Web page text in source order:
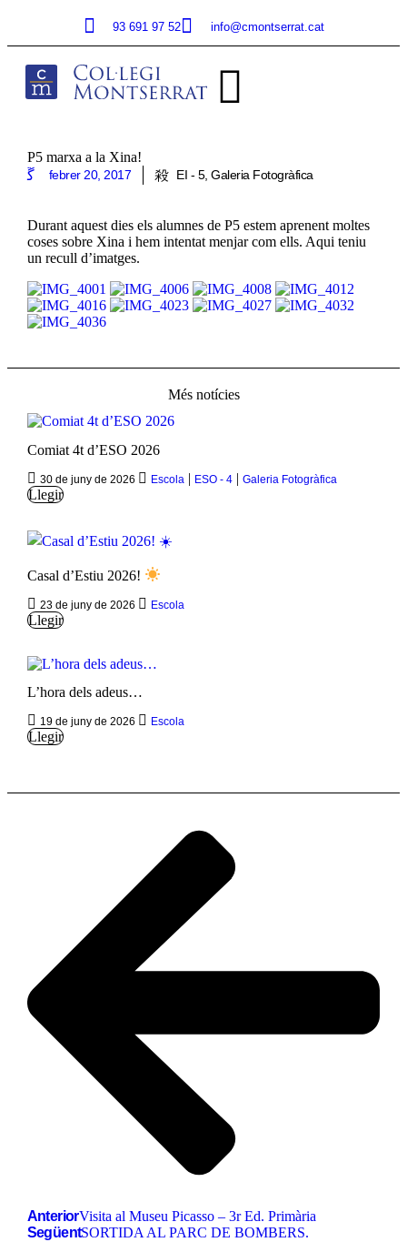
93 691 97 52 info@cmontserrat.cat
P5 marxa a la Xina!
febrer 20, 2017 EI - 5,Galeria Fotogràfica
Durant aquest dies els alumnes de P5 estem aprenent moltes
coses sobre Xina i hem intentat menjar com ells. Aqui teniu
un recull d’imatges.
Més notícies
Comiat 4t d’ESO 2026
30 de juny de 2026 Escola | ESO - 4| Galeria Fotogràfica
Llegir
Casal d’Estiu 2026!
23 de juny de 2026 Escola
Llegir
L’hora dels adeus…
19 de juny de 2026 Escola
Llegir
AnteriorVisita al Museu Picasso – 3r Ed. Primària
SegüentSORTIDA AL PARC DE BOMBERS.